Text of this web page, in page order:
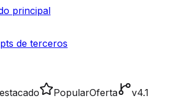
principal
de terceros
PopularOferta v4.1